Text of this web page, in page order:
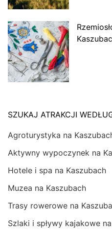
SZUKAJ ATRAKCJI
Agroturystyka na
Aktywny wypoczynek na
Hotele i spa na Kaszubach
Muzea na Kaszubach
Trasy rowerowe na
Szlaki i spływy kajakowe